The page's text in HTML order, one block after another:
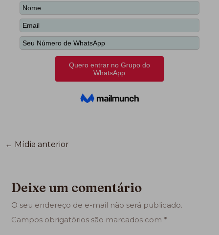
← Mídia anterior
Deixe um comentário
O seu endereço de e-mail não será publicado.
Campos obrigatórios são marcados com *